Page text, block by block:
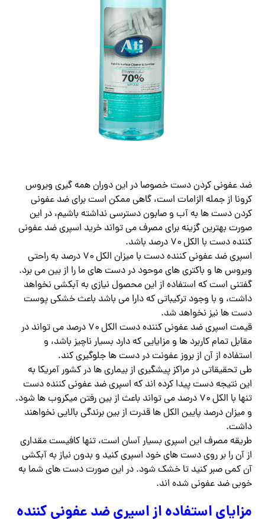
ضد عفونی کردن دست خصوصا در این دوران همه گیری ویروس
کرونا از جمله الزامات است، گاهی ممکن است برای ضد عفونی
کردن دست ها به آب و صابون دسترسی نداشته باشیم، در این
صورت بهترین گزینه برای مصرف می تواند خرید اسپری ضد عفونی
کننده دست با الکل ۷۰ درصد باشد.
اسپری ضد عفونی کننده دست با میزان الکل ۷۰ درصد به راحتی
ویروس ها و باکتری های موحود در دست های ما را از بین می برد.
گفتنی است که استفاده از این محصول نیازی به آبکشی نخواهد
داشت، و با وجود ترکیباتی که دارا می باشد باعث خشکی پوست
دست ها نیز نخواهد شد.
قیمت اسپری ضد عفونی کننده دست الکل ۷۰ درصد می تواند در
مقابل تمام کاربرد ها و مزایایی که دارد بسیار ناچیز باشد، و
استفاده از آن از بروز عفونت‌ در دست ها جلوگیری کند.
طی تحقیقاتی در مراکز پیشگیری از بیماری ها در کشور آمریکا به
این نتیجه دست پیدا کرده اند که اسپری ضد عفونی کننده دست
تنها با الکل ۷۰ درصد می تواند باعث از بین رفتن میکروب ها شود.
و میزان درصد پایین الکل ها قدرت از بین برندگی بالایی نخواهند
داشت.
طریقه مصرف این اسپری بسیار آسان است، تنها کافیست مقداری
از آن را بر روی دست های خود اسپری کنید و بدون نیاز به آبکشی
آن کمی صبر کنید تا خشک شود. در این صورت دست های شما به
خوبی ضد عفونی شده اند.
مزایای استفاده از اسپری ضد عفونی کننده